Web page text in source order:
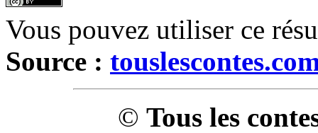
Vous pouvez utiliser ce
Source :
© Tous les